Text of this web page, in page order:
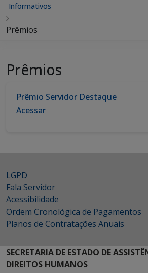
Informativos
Prêmios
Prêmios
Prêmio Servidor Destaque
Acessar
LGPD
Fala Servidor
Acessibilidade
Ordem Cronológica de Pagamentos
Planos de Contratações Anuais
SECRETARIA DE ESTADO DE
DIREITOS HUMANOS